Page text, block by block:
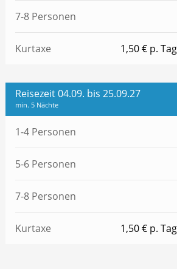
7-8 Personen
Kurtaxe 1,50 € p.
Reisezeit 04.09. bis 25.09.27
min. 5 Nächte
1-4 Personen
5-6 Personen
7-8 Personen
Kurtaxe 1,50 € p.